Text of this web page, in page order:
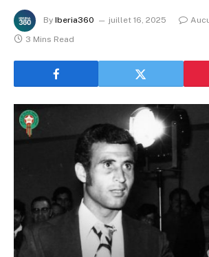
By Iberia360 juillet 16, 2025
3 Mins Read